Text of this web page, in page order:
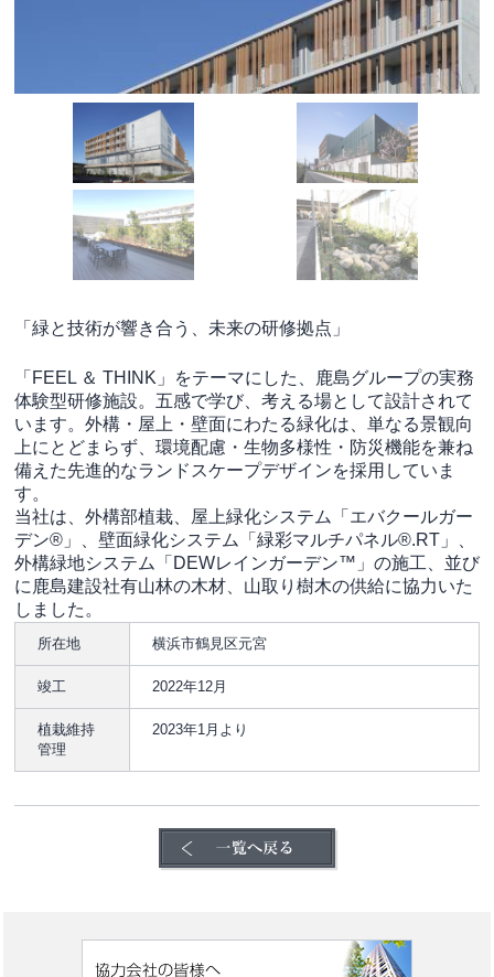
「緑と技術が響き合う、未来の研修拠点」
「FEEL ＆ THINK」をテーマにした、鹿島グループの実務
体験型研修施設。五感で学び、考える場として設計されて
います。外構・屋上・壁面にわたる緑化は、単なる景観向
上にとどまらず、環境配慮・生物多様性・防災機能を兼ね
備えた先進的なランドスケープデザインを採用していま
す。
当社は、外構部植栽、屋上緑化システム「エバクールガー
デン®」、壁面緑化システム「緑彩マルチパネル®.RT」、
外構緑地システム「DEWレインガーデン™」の施工、並び
に鹿島建設社有山林の木材、山取り樹木の供給に協力いた
しました。
所在地 横浜市鶴見区元宮
竣工 2022年12月
植栽維持
管理
2023年1月より